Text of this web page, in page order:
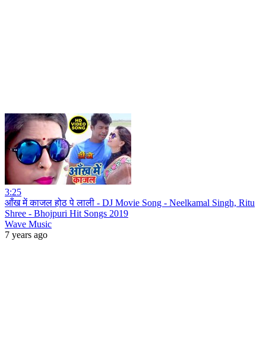
3:25
आँख में काजल होठ पे लाली - DJ Movie Song - Neelkamal Singh, Ritu
Shree - Bhojpuri Hit Songs 2019
Wave Music
7 years ago